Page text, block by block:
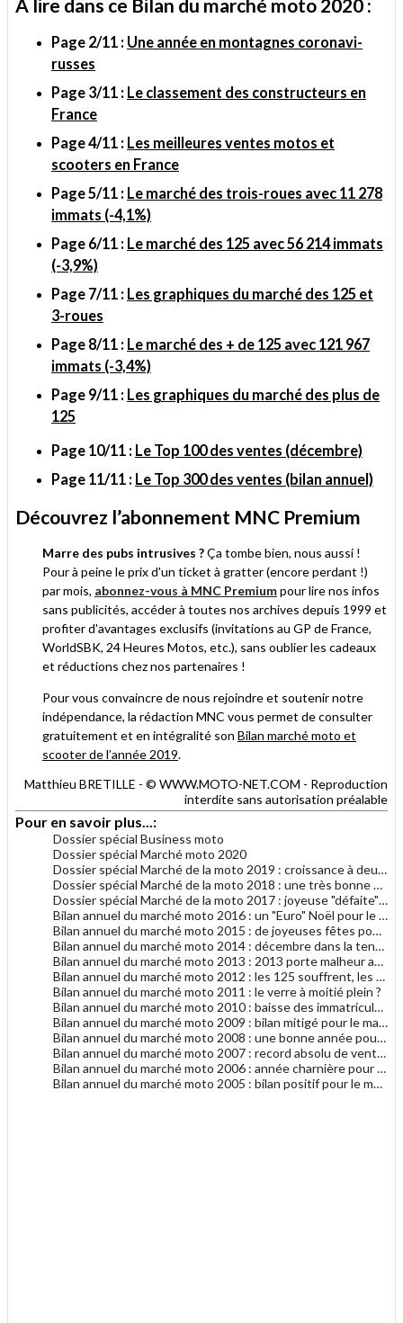
à
ami
À lire dans ce Bilan du marché moto 2020 :
Page 2/11 : Une année en montagnes coronavi-
russes
Page 3/11 : Le classement des constructeurs en
France
Page 4/11 : Les meilleures ventes motos et
scooters en France
Page 5/11 : Le marché des trois-roues avec 11 278
immats (-4,1%)
Page 6/11 : Le marché des 125 avec 56 214 immats
(-3,9%)
Page 7/11 : Les graphiques du marché des 125 et
3-roues
Page 8/11 : Le marché des + de 125 avec 121 967
immats (-3,4%)
Page 9/11 : Les graphiques du marché des plus de
125
Page 10/11 : Le Top 100 des ventes (décembre)
Page 11/11 : Le Top 300 des ventes (bilan annuel)
Découvrez l’abonnement MNC Premium
Marre des pubs intrusives ?Ça tombe bien, nous aussi !
Pour à peine le prix d'un ticket à gratter (encore perdant !)
par mois, abonnez-vous à MNC Premiumpour lire nos infos
sans publicités, accéder à toutes nos archives depuis 1999 et
profiter d'avantages exclusifs (invitations au GP de France,
WorldSBK, 24 Heures Motos, etc.), sans oublier les cadeaux
et réductions chez nos partenaires !
Pour vous convaincre de nous rejoindre et soutenir notre
indépendance, la rédaction MNC vous permet de consulter
gratuitement et en intégralité son Bilan marché moto et
scooter de l’année 2019.
Matthieu BRETILLE - © WWW.MOTO-NET.COM - Reproduction
interdite sans autorisation préalable
Pour en savoir plus...:
Dossier spécial Business moto
Dossier spécial Marché moto 2020
Dossier spécial Marché de la moto 2019 : croissance à deux chiffres
Dossier spécial Marché de la moto 2018 : une très bonne santé !
Dossier spécial Marché de la moto 2017 : joyeuse "défaite" de fin d'année
Bilan annuel du marché moto 2016 : un "Euro" Noël pour le marché moto
Bilan annuel du marché moto 2015 : de joyeuses fêtes pour le marché moto
Bilan annuel du marché moto 2014 : décembre dans la tendance générale 2014
Bilan annuel du marché moto 2013 : 2013 porte malheur au marché du motocycle
Bilan annuel du marché moto 2012 : les 125 souffrent, les gros cubes résistent
Bilan annuel du marché moto 2011 : le verre à moitié plein ?
Bilan annuel du marché moto 2010 : baisse des immatriculations en 2010
Bilan annuel du marché moto 2009 : bilan mitigé pour le marché français de la moto
Bilan annuel du marché moto 2008 : une bonne année pour le motocycle en France
Bilan annuel du marché moto 2007 : record absolu de ventes de motocycles en France !
Bilan annuel du marché moto 2006 : année charnière pour les deux-roues en France ?
Bilan annuel du marché moto 2005 : bilan positif pour le marché de la moto